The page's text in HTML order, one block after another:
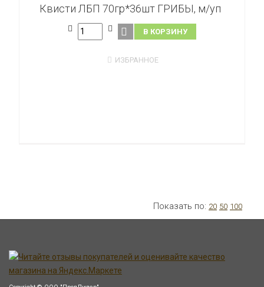
Квисти ЛБП 70гр*36шт ГРИБЫ, м/уп
В КОРЗИНУ
ИЗБРАННОЕ
Показать по: 20 50 100